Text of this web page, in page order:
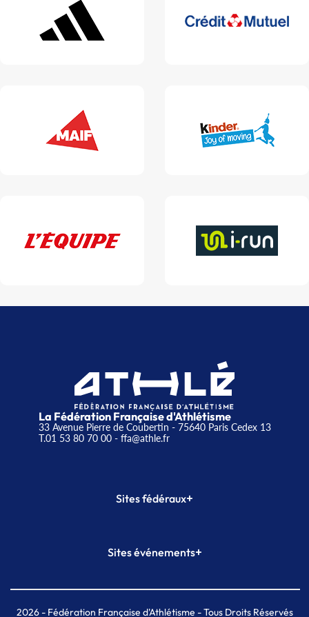
La Fédération Française d'Athlétisme
33 Avenue Pierre de Coubertin - 75640 Paris Cedex 13
T.01 53 80 70 00- ffa@athle.fr
Sites fédéraux+
Plateforme Formation
Sites événements+
Meeting de Paris indoor
MAIF Ekiden de Paris
2026- Fédération Française d'Athlétisme - Tous Droits Réservés